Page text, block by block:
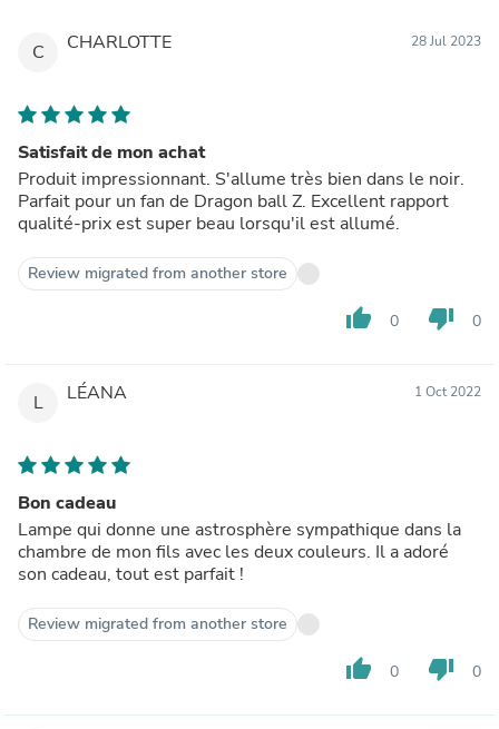
C CHARLOTTE 28 Jul 2023
Satisfait de mon achat
Produit impressionnant. S'allume très bien dans le noir.
Parfait pour un fan de Dragon ball Z. Excellent rapport
qualité-prix est super beau lorsqu'il est allumé.
Review migrated from another store
thumb_up 0 thumb_down 0
L LÉANA 1 Oct 2022
Bon cadeau
Lampe qui donne une astrosphère sympathique dans la
chambre de mon fils avec les deux couleurs. Il a adoré
son cadeau, tout est parfait !
Review migrated from another store
thumb_up 0 thumb_down 0